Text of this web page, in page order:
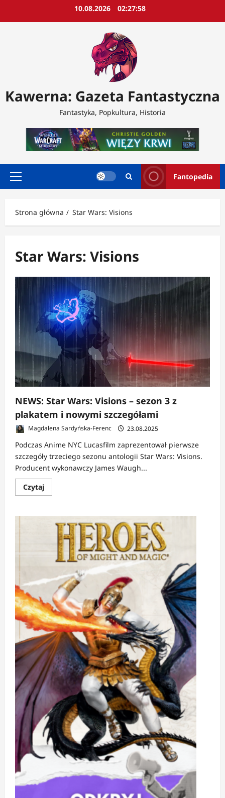
10.08.2026 02:28:00
Kawerna: Gazeta Fantastyczna
Fantastyka, Popkultura, Historia
Menu
Fantopedia
Strona główna Star Wars: Visions
Star Wars: Visions
NEWS: Star Wars: Visions – sezon 3 z
plakatem i nowymi szczegółami
Magdalena Sardyńska-Ferenc 23.08.2025
Podczas Anime NYC Lucasfilm zaprezentował pierwsze
szczegóły trzeciego sezonu antologii Star Wars: Visions.
Producent wykonawczy James Waugh...
CzytajDowiedz
się
NEWS:
Star
Wars:
Visions
sezon
plakatem
i
nowymi
szczegółami